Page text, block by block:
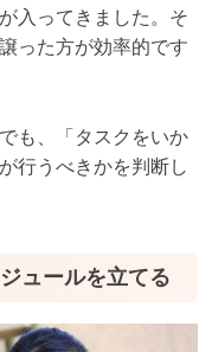
入ってきました。そ
った方が効率的です
も、「タスクをいか
行うべきかを判断し
ュールを立てる